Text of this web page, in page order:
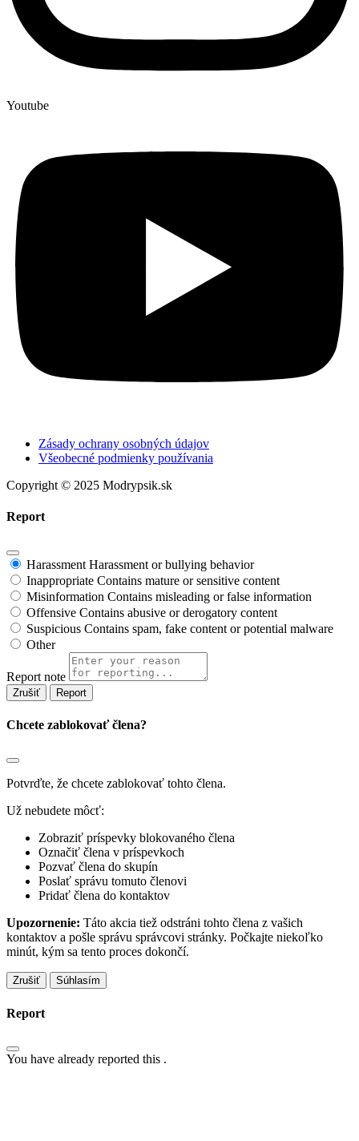
Youtube
Zásady ochrany osobných údajov
Všeobecné podmienky používania
Copyright © 2025 Modrypsik.sk
Report
Harassment Harassment or bullying behavior
Inappropriate Contains mature or sensitive content
Misinformation Contains misleading or false information
Offensive Contains abusive or derogatory content
Suspicious Contains spam, fake content or potential malware
Other
Report note
Report
Chcete zablokovať člena?
Potvrďte, že chcete zablokovať tohto člena.
Už nebudete môcť:
Zobraziť príspevky blokovaného člena
Označiť člena v príspevkoch
Pozvať člena do skupín
Poslať správu tomuto členovi
Pridať člena do kontaktov
Upozornenie: Táto akcia tiež odstráni tohto člena z vašich
kontaktov a pošle správu správcovi stránky. Počkajte niekoľko
minút, kým sa tento proces dokončí.
Súhlasím
Report
You have already reported this .